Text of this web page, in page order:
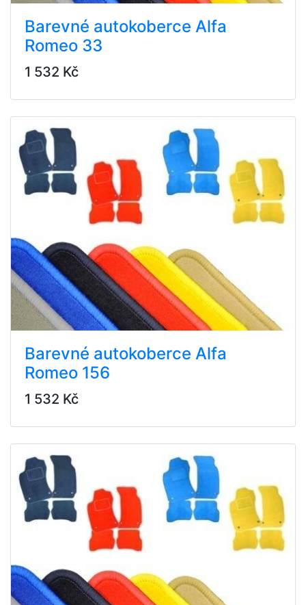
Barevné autokoberce Alfa
Romeo 33
1 532 Kč
Barevné autokoberce Alfa
Romeo 156
1 532 Kč